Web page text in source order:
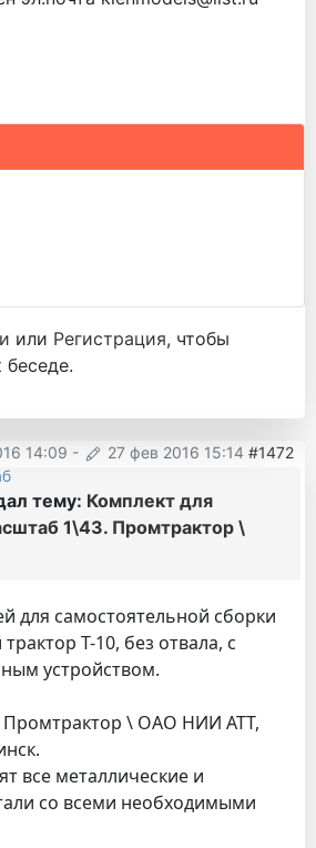
или Регистрация, чтобы
беседе.
14:09 - 27 фев 2016 15:14 #1472
тему: Комплект для
1\43. Промтрактор \
для самостоятельной сборки
Т-10, без отвала, с
устройством.
Промтрактор \ ОАО НИИ АТТ,
все металлические и
со всеми необходимыми